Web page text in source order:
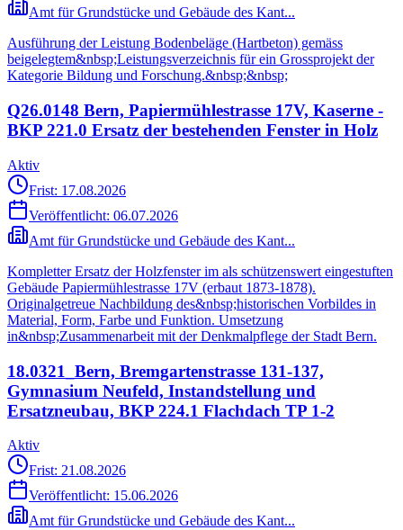
Amt für Grundstücke und Gebäude des Kant...
Ausführung der Leistung Bodenbeläge (Hartbeton) gemäss
beigelegtem&nbsp;Leistungsverzeichnis für ein Grossprojekt der
Kategorie Bildung und Forschung.&nbsp;&nbsp;
Q26.0148 Bern, Papiermühlestrasse 17V, Kaserne -
BKP 221.0 Ersatz der bestehenden Fenster in Holz
Aktiv
Frist: 17.08.2026
Veröffentlicht: 06.07.2026
Amt für Grundstücke und Gebäude des Kant...
Kompletter Ersatz der Holzfenster im als schützenswert eingestuften
Gebäude Papiermühlestrasse 17V (erbaut 1873-1878).
Originalgetreue Nachbildung des&nbsp;historischen Vorbildes in
Material, Form, Farbe und Funktion. Umsetzung
in&nbsp;Zusammenarbeit mit der Denkmalpflege der Stadt Bern.
18.0321_Bern, Bremgartenstrasse 131-137,
Gymnasium Neufeld, Instandstellung und
Ersatzneubau, BKP 224.1 Flachdach TP 1-2
Aktiv
Frist: 21.08.2026
Veröffentlicht: 15.06.2026
Amt für Grundstücke und Gebäude des Kant...